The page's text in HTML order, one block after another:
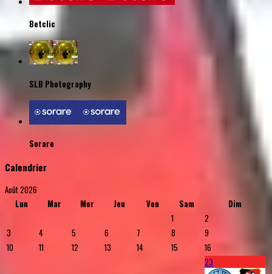
Betclic
SLB Photography
Sorare
Calendrier
Août 2026
Lun
Mar Mer Jeu Ven Sam
Dim
1
2
3
4 5 6 7 8
9
10
11 12 13 14 15 16
23